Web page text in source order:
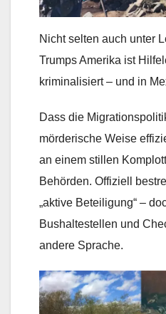
Nicht selten auch unter
Trumps Amerika ist
kriminalisiert – und in
Dass die
mörderische Weise
an einem stillen
Behörden. Offiziell
„aktive Beteiligung“ –
Bushaltestellen und
andere Sprache.